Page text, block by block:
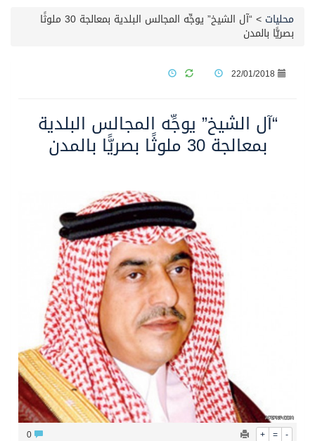
محافظ عفيف يؤدي صلاة عيد الأضحى
محليات > “آل الشيخ” يوجِّه المجالس البلدية بمعالجة 30 ملوثًا
بصريًّا بالمدن
22/01/2018
“آل الشيخ” يوجِّه المجالس البلدية
بمعالجة 30 ملوثًا بصريًّا بالمدن
+ = -